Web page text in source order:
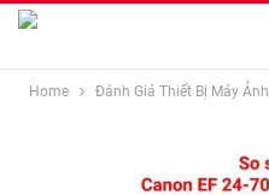
Home Đánh Giá Thiết Bị Máy Ảnh